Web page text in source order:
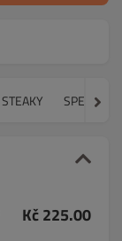
STEAKY
Kč 225.00